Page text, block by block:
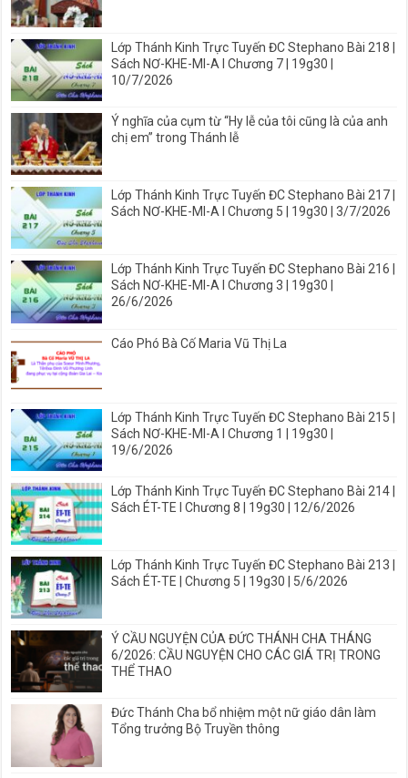
Lớp Thánh Kinh Trực Tuyến ĐC Stephano Bài 218 |
Sách NƠ-KHE-MI-A I Chương 7 | 19g30 |
10/7/2026
Ý nghĩa của cụm từ “Hy lễ của tôi cũng là của anh
chị em” trong Thánh lễ
Lớp Thánh Kinh Trực Tuyến ĐC Stephano Bài 217 |
Sách NƠ-KHE-MI-A I Chương 5 | 19g30 | 3/7/2026
Lớp Thánh Kinh Trực Tuyến ĐC Stephano Bài 216 |
Sách NƠ-KHE-MI-A I Chương 3 | 19g30 |
26/6/2026
Cáo Phó Bà Cố Maria Vũ Thị La
Lớp Thánh Kinh Trực Tuyến ĐC Stephano Bài 215 |
Sách NƠ-KHE-MI-A I Chương 1 | 19g30 |
19/6/2026
Lớp Thánh Kinh Trực Tuyến ĐC Stephano Bài 214 |
Sách ÉT-TE I Chương 8 | 19g30 | 12/6/2026
Lớp Thánh Kinh Trực Tuyến ĐC Stephano Bài 213 |
Sách ÉT-TE | Chương 5 | 19g30 | 5/6/2026
Ý CẦU NGUYỆN CỦA ĐỨC THÁNH CHA THÁNG
6/2026: CẦU NGUYỆN CHO CÁC GIÁ TRỊ TRONG
THỂ THAO
Đức Thánh Cha bổ nhiệm một nữ giáo dân làm
Tổng trưởng Bộ Truyền thông